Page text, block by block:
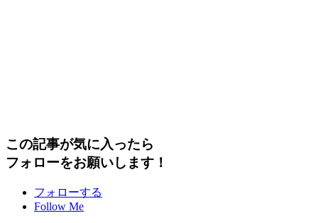
この記事が気に入ったら
フォローをお願いします！
フォローする
Follow Me